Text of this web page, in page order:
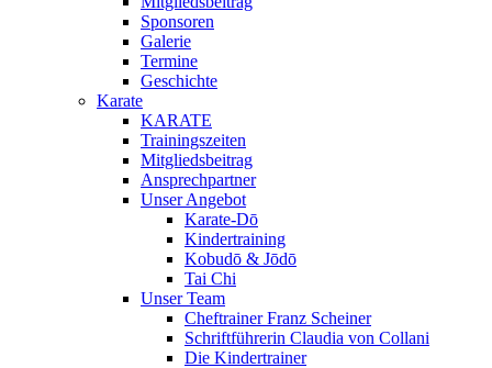
Sponsoren
Galerie
Termine
Geschichte
Karate
KARATE
Trainingszeiten
Mitgliedsbeitrag
Ansprechpartner
Unser Angebot
Karate-Dō
Kindertraining
Kobudō & Jōdō
Tai Chi
Unser Team
Cheftrainer Franz Scheiner
Schriftführerin Claudia von Collani
Die Kindertrainer